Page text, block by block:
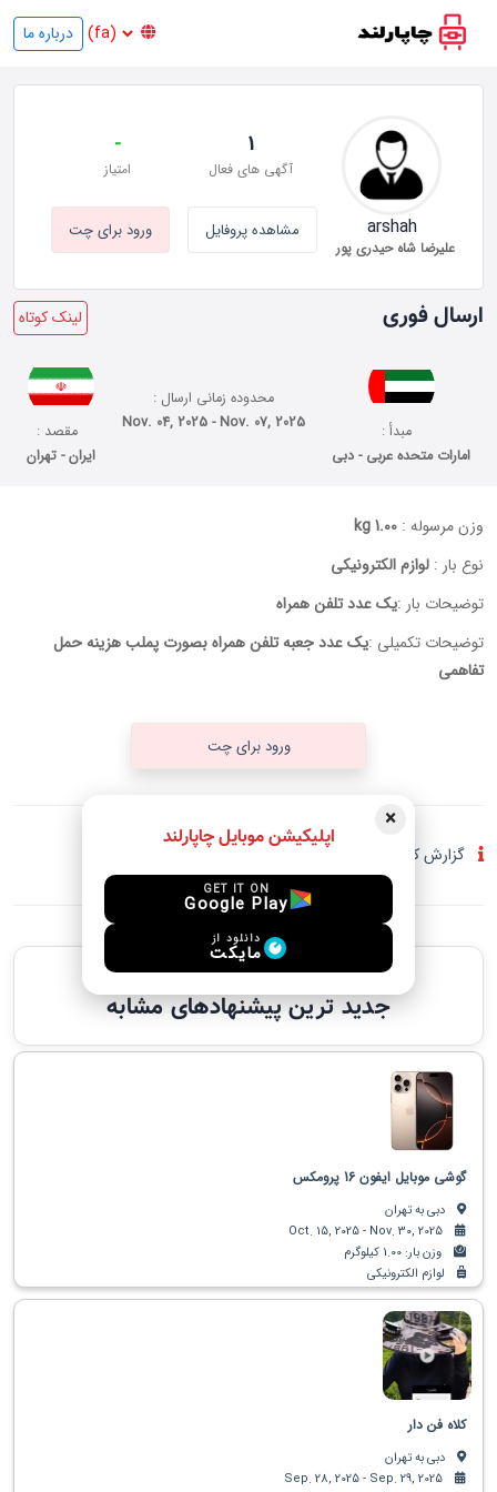
درباره ما
ارسال فوری لینک کوتاه
مبدأ :
امارات متحده عربی - دبی
محدوده زمانی ارسال :
Nov. 04, 2025 - Nov. 07, 2025
مقصد :
ایران - تهران
arshah
علیرضا شاه حیدری پور
1
آگهی های فعال
-
امتیاز
مشاهده پروفایل ورود برای چت
وزن مرسوله : 1.00 kg
نوع بار : لوازم الکترونیکی
توضیحات بار :یک عدد تلفن همراه
توضیحات تکمیلی :یک عدد جعبه تلفن همراه بصورت پملب هزینه حمل
تفاهمی
ورود برای چت
گزارش کلاهبرداری و فعالیت مشکوک
پیشنهادهای مشابه
جدید ترین پیشنهادهای مشابه
گوشی موبایل ایفون 16 پرومکس
دبی به تهران
کلاه فن دار
دبی به تهران
×
اپلیکیشن موبایل چاپارلند
GET IT ON
Google Play
دانلود از
مایکت